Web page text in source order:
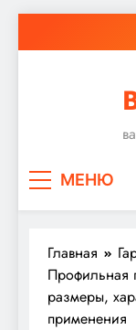
к
МЕНЮ
Главная
Профильная
размеры,
применения